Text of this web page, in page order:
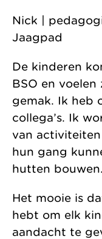
Nick |
Jaagpad
De kinderen
BSO en
gemak. Ik heb
collega’s. Ik
van
hun gang
hutten bouwen.
Het mooie is
hebt om elk
aandacht te